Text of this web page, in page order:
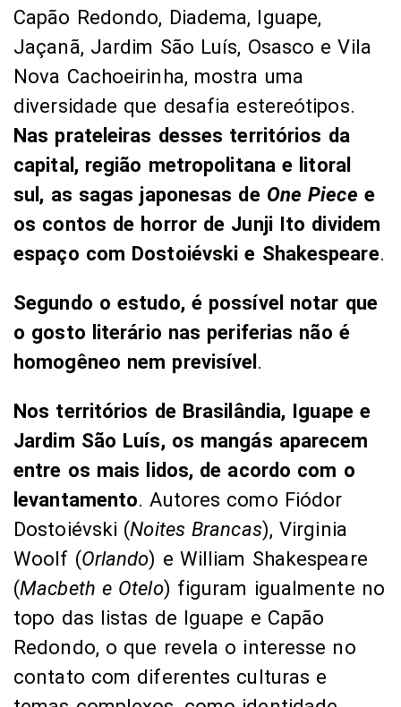
Capão Redondo, Diadema, Iguape,
Jaçanã, Jardim São Luís, Osasco e Vila
Nova Cachoeirinha, mostra uma
diversidade que desafia estereótipos.
Nas prateleiras desses territórios da
capital, região metropolitana e litoral
sul, as sagas japonesas de One Piece e
os contos de horror de Junji Ito dividem
espaço com Dostoiévski e Shakespeare.
Segundo o estudo, é possível notar que
o gosto literário nas periferias não é
homogêneo nem previsível .
Nos territórios de Brasilândia, Iguape e
Jardim São Luís, os mangás aparecem
entre os mais lidos, de acordo com o
levantamento. Autores como Fiódor
Dostoiévski (Noites Brancas), Virginia
Woolf (Orlando) e William Shakespeare
(Macbeth e Otelo) figuram igualmente no
topo das listas de Iguape e Capão
Redondo, o que revela o interesse no
contato com diferentes culturas e